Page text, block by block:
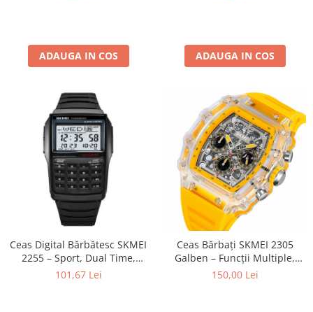
ADAUGA IN COS ADAUGA IN COS
Ceas Digital Bărbătesc SKMEI
2255 – Sport, Dual Time,
Cronometru, Agenda
101,67 Lei
Ceas Bărbați SKMEI 2305
Galben – Funcții Multiple,
Design Fashion, Cronometru,
150,00 Lei